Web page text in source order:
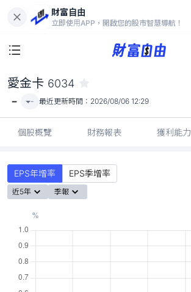
財富自由
立即使用APP，開啟您的股市智慧導航！
-
愛金卡 6034
- - 最近更新時間： 2026/08/06 12:29
個股概覽 財務報表 獲利能力
EPS年增率 EPS季增率
近5年 季報